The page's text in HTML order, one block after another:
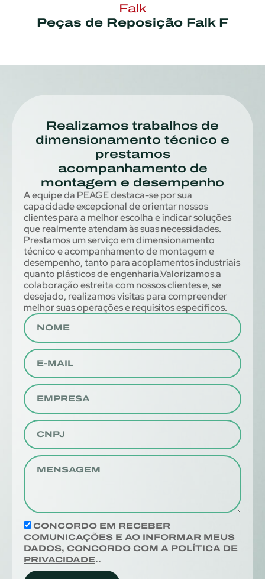
Falk
Peças de Reposição Falk F
Realizamos trabalhos de
dimensionamento técnico e
prestamos
acompanhamento de
montagem e desempenho
A equipe da PEAGE destaca-se por sua
capacidade excepcional de orientar nossos
clientes para a melhor escolha e indicar soluções
que realmente atendam às suas necessidades.
Prestamos um serviço em dimensionamento
técnico e acompanhamento de montagem e
desempenho, tanto para acoplamentos industriais
quanto plásticos de engenharia.Valorizamos a
colaboração estreita com nossos clientes e, se
desejado, realizamos visitas para compreender
melhor suas operações e requisitos específicos.
CONCORDO EM RECEBER
COMUNICAÇÕES E AO INFORMAR MEUS
DADOS, CONCORDO COM A POLÍTICA DE
PRIVACIDADE..